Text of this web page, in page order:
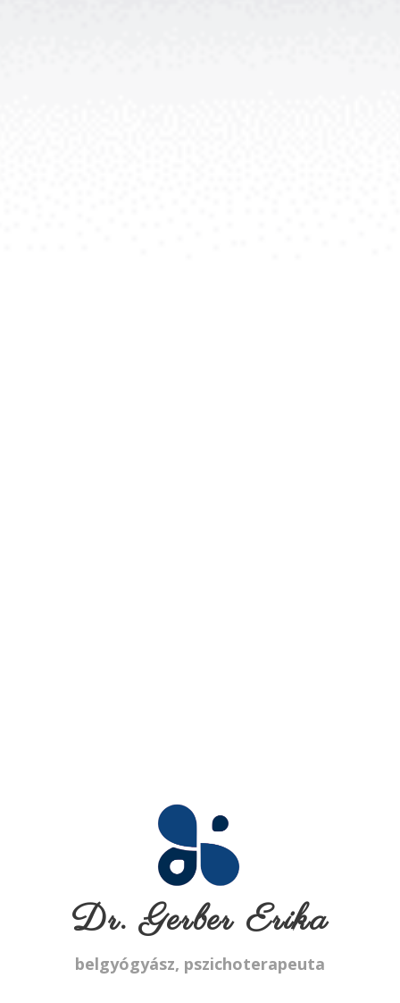
Dr. Gerber Erika
belgyógyász, pszichoterapeuta